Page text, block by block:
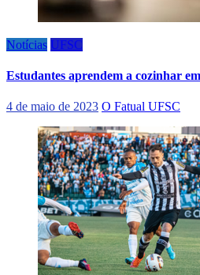
Notícias UFSC
Estudantes aprendem a cozinhar
4 de maio de 2023 O Fatual UFSC